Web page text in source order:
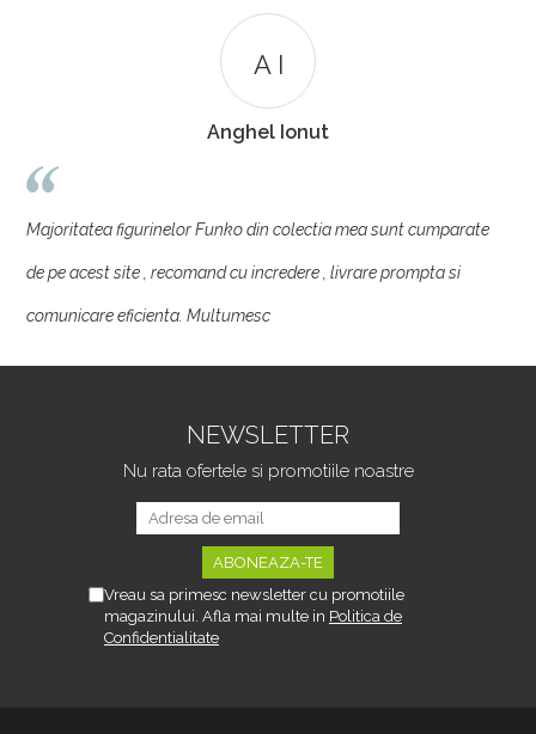
A I
Anghel Ionut
Majoritatea figurinelor Funko din colectia mea sunt cumparate
de pe acest site , recomand cu incredere , livrare prompta si
comunicare eficienta. Multumesc
NEWSLETTER
Nu rata ofertele si promotiile noastre
Vreau sa primesc newsletter cu promotiile
magazinului. Afla mai multe in Politica de
Confidentialitate